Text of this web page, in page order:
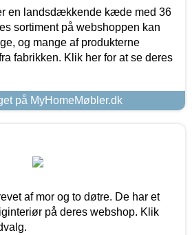
en landsdækkende kæde med 36
sortiment på webshoppen kan
og mange af produkterne
fabrikken. Klik her for at se deres
på MyHomeMøbler.dk
af mor og to døtre. De har et
på deres webshop. Klik